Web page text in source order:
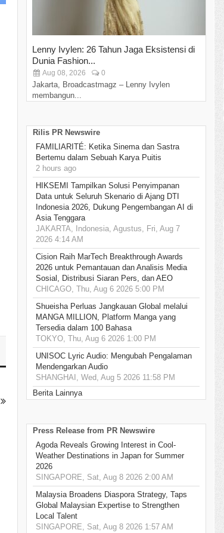
Lenny Ivylen: 26 Tahun Jaga Eksistensi di
Dunia Fashion...
Aug 08, 2026 0
Jakarta, Broadcastmagz – Lenny Ivylen
membangun...
Rilis PR Newswire
FAMILIARITÉ: Ketika Sinema dan Sastra
Bertemu dalam Sebuah Karya Puitis
2 hours ago
HIKSEMI Tampilkan Solusi Penyimpanan
Data untuk Seluruh Skenario di Ajang DTI
Indonesia 2026, Dukung Pengembangan AI di
Asia Tenggara
JAKARTA, Indonesia, Agustus, Fri, Aug 7
2026 4:14 AM
Cision Raih MarTech Breakthrough Awards
2026 untuk Pemantauan dan Analisis Media
Sosial, Distribusi Siaran Pers, dan AEO
CHICAGO, Thu, Aug 6 2026 5:00 PM
Shueisha Perluas Jangkauan Global melalui
MANGA MILLION, Platform Manga yang
Tersedia dalam 100 Bahasa
TOKYO, Thu, Aug 6 2026 1:00 PM
UNISOC Lyric Audio: Mengubah Pengalaman
Mendengarkan Audio
SHANGHAI, Wed, Aug 5 2026 11:58 PM
Berita Lainnya
Press Release from PR Newswire
Agoda Reveals Growing Interest in Cool-
Weather Destinations in Japan for Summer
2026
SINGAPORE, Sat, Aug 8 2026 2:00 AM
Malaysia Broadens Diaspora Strategy, Taps
Global Malaysian Expertise to Strengthen
Local Talent
SINGAPORE, Sat, Aug 8 2026 1:57 AM